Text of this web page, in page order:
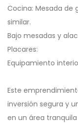
️Cocina: Mesada de
similar.
️Bajo mesadas y
️Placares:
️Equipamiento
Este
inversión segura y
en un área